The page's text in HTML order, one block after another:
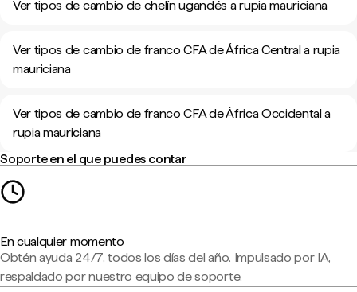
Ver tipos de cambio de chelín ugandés a rupia mauriciana
Ver tipos de cambio de franco CFA de África Central a rupia
mauriciana
Ver tipos de cambio de franco CFA de África Occidental a
rupia mauriciana
Soporte en el que puedes contar
En cualquier momento
Obtén ayuda 24/7, todos los días del año. Impulsado por IA,
respaldado por nuestro equipo de soporte.